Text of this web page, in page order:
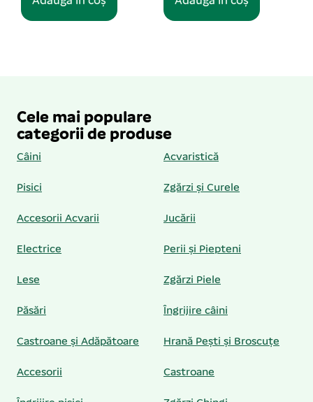
Cele mai populare
categorii de produse
Câini Acvaristică
Pisici Zgărzi și Curele
Accesorii Acvarii Jucării
Electrice Perii și Piepteni
Lese Zgărzi Piele
Păsări Îngrijire câini
Castroane și Adăpătoare Hrană Pești și Broscuțe
Accesorii Castroane